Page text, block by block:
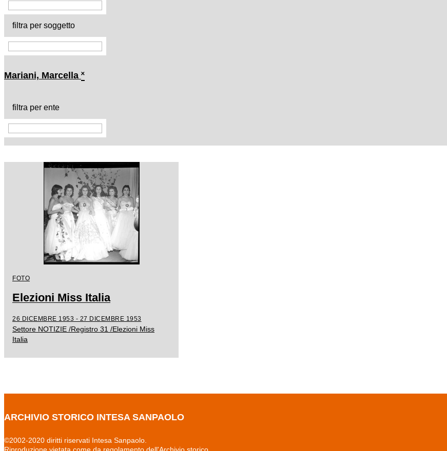
filtra per soggetto
Mariani, Marcella ˟
filtra per ente
FOTO
Elezioni Miss Italia
26 DICEMBRE 1953 - 27 DICEMBRE 1953
Settore NOTIZIE /Registro 31 /Elezioni Miss
Italia
ARCHIVIO STORICO INTESA SANPAOLO
©2002-2020 diritti riservati Intesa Sanpaolo.